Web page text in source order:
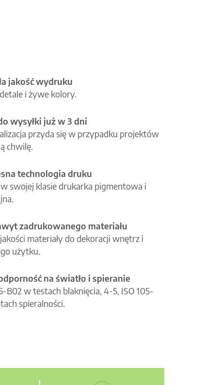
jakość wydruku
i żywe kolory.
wysyłki już w 3 dni
przyda się w przypadku projektów
chwilę.
technologia druku
swojej klasie drukarka pigmentowa i
zadrukowanego materiału
materiały do dekoracji wnętrz i
użytku.
na światło i spieranie
B02 w testach blaknięcia, 4-5, ISO 105-
spieralności.